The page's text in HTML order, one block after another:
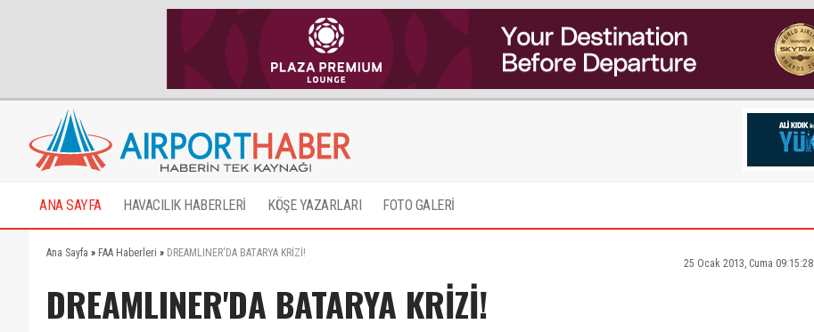
ANA SAYFA HAVACILIK HABERLERİ KÖŞE YAZARLARI FOTO GALERİ
Ana Sayfa » FAA Haberleri » DREAMLINER'DA BATARYA KRİZİ!
25 Ocak 2013, Cuma 09:15:28
DREAMLINER'DA BATARYA KRİZİ!